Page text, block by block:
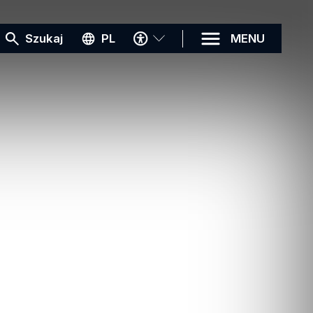
Szukaj PL
MENU
DOSTĘPNOŚCI
MENU